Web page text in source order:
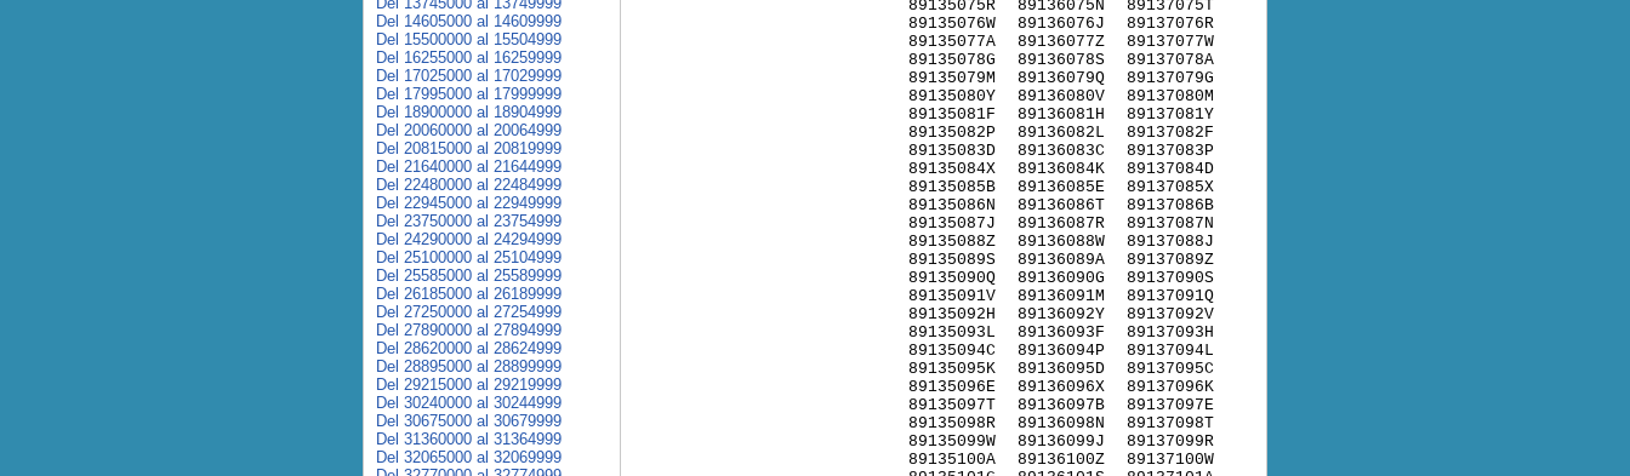
89135075R
89135076W
89135077A
89135078G
89135079M
89135080Y
89135081F
89135082P
89135083D
89135084X
89135085B
89135086N
89135087J
89135088Z
89135089S
89135090Q
89135091V
89135092H
89135093L
89135094C
89135095K
89135096E
89135097T
89135098R
89135099W
89135100A
89136075N
89136076J
89136077Z
89136078S
89136079Q
89136080V
89136081H
89136082L
89136083C
89136084K
89136085E
89136086T
89136087R
89136088W
89136089A
89136090G
89136091M
89136092Y
89136093F
89136094P
89136095D
89136096X
89136097B
89136098N
89136099J
89136100Z
89137075T
89137076R
89137077W
89137078A
89137079G
89137080M
89137081Y
89137082F
89137083P
89137084D
89137085X
89137086B
89137087N
89137088J
89137089Z
89137090S
89137091Q
89137092V
89137093H
89137094L
89137095C
89137096K
89137097E
89137098T
89137099R
89137100W
Del 14605000 al 14609999
Del 15500000 al 15504999
Del 16255000 al 16259999
Del 17025000 al 17029999
Del 17995000 al 17999999
Del 18900000 al 18904999
Del 20060000 al 20064999
Del 20815000 al 20819999
Del 21640000 al 21644999
Del 22480000 al 22484999
Del 22945000 al 22949999
Del 23750000 al 23754999
Del 24290000 al 24294999
Del 25100000 al 25104999
Del 25585000 al 25589999
Del 26185000 al 26189999
Del 27250000 al 27254999
Del 27890000 al 27894999
Del 28620000 al 28624999
Del 28895000 al 28899999
Del 29215000 al 29219999
Del 30240000 al 30244999
Del 30675000 al 30679999
Del 31360000 al 31364999
Del 32065000 al 32069999